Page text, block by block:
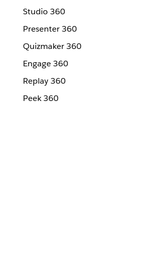
Studio 360
Presenter 360
Quizmaker 360
Engage 360
Replay 360
Peek 360